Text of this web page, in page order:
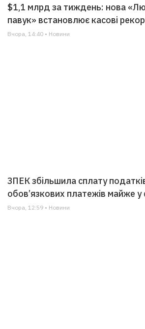
$1,1 млрд за тиждень: нова
павук» встановлює касові
Вчора, 14:40 • Новини
ЗПЕК збільшила сплату
обов’язкових платежів майже у
Вчора, 12:59 • Новини